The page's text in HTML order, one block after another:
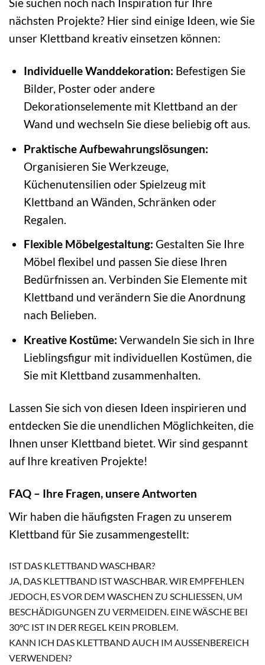
Sie suchen noch nach Inspiration für Ihre
nächsten Projekte? Hier sind einige Ideen, wie Sie
unser Klettband kreativ einsetzen können:
Individuelle Wanddekoration: Befestigen Sie
Bilder, Poster oder andere
Dekorationselemente mit Klettband an der
Wand und wechseln Sie diese beliebig oft aus.
Praktische Aufbewahrungslösungen:
Organisieren Sie Werkzeuge,
Küchenutensilien oder Spielzeug mit
Klettband an Wänden, Schränken oder
Regalen.
Flexible Möbelgestaltung: Gestalten Sie Ihre
Möbel flexibel und passen Sie diese Ihren
Bedürfnissen an. Verbinden Sie Elemente mit
Klettband und verändern Sie die Anordnung
nach Belieben.
Kreative Kostüme: Verwandeln Sie sich in Ihre
Lieblingsfigur mit individuellen Kostümen, die
Sie mit Klettband zusammenhalten.
Lassen Sie sich von diesen Ideen inspirieren und
entdecken Sie die unendlichen Möglichkeiten, die
Ihnen unser Klettband bietet. Wir sind gespannt
auf Ihre kreativen Projekte!
FAQ – Ihre Fragen, unsere Antworten
Wir haben die häufigsten Fragen zu unserem
Klettband für Sie zusammengestellt:
IST DAS KLETTBAND WASCHBAR?
JA, DAS KLETTBAND IST WASCHBAR. WIR EMPFEHLEN
JEDOCH, ES VOR DEM WASCHEN ZU SCHLIESSEN, UM B
ESCHÄDIGUNGEN ZU VERMEIDEN. EINE WÄSCHE BEI 3
0°C IST IN DER REGEL KEIN PROBLEM.
KANN ICH DAS KLETTBAND AUCH IM AUSSENBEREICH V
ERWENDEN?